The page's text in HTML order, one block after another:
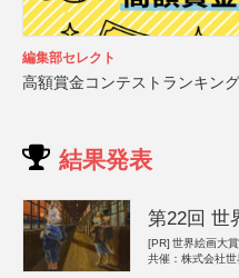
編集部セレクト
高額賞金コンテストランキン
結果発表
第22回 世
[PR] 世界絵画大
共催：株式会社世